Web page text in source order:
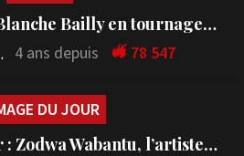
Bailly en tournage…
4 ans depuis 78 547
DU JOUR
: Zodwa Wabantu, l’artiste…